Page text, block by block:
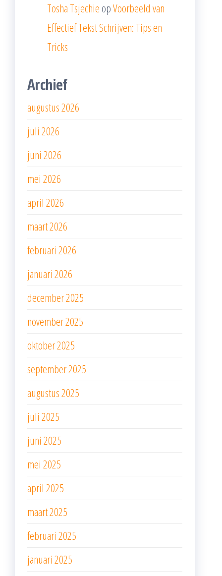
Tosha Tsjechie opVoorbeeld van
Effectief Tekst Schrijven: Tips en
Tricks
Archief
augustus 2026
juli 2026
juni 2026
mei 2026
april 2026
maart 2026
februari 2026
januari 2026
december 2025
november 2025
oktober 2025
september 2025
augustus 2025
juli 2025
juni 2025
mei 2025
april 2025
maart 2025
februari 2025
januari 2025